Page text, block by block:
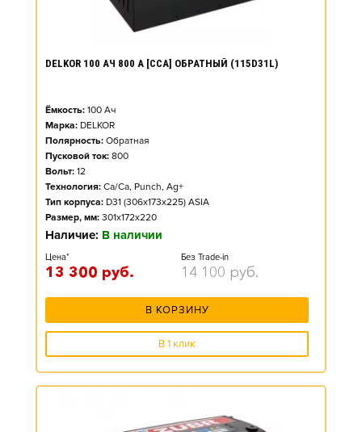
DELKOR 100 АЧ 800 А [CCA] ОБРАТНЫЙ (115D31L)
Ёмкость: 100 Ач
Марка: DELKOR
Полярность: Обратная
Пусковой ток: 800
Вольт: 12
Технология: Ca/Ca, Punch, Ag+
Тип корпуса: D31 (306x173x225) ASIA
Размер, мм: 301x172x220
Наличие: В наличии
Цена*
13 300 руб.
Без Trade-in
14 100 руб.
В КОРЗИНУ
В 1 клик